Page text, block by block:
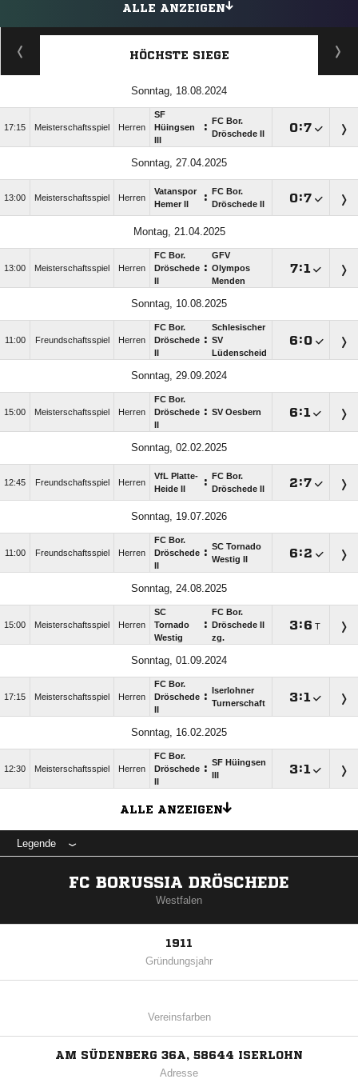
ALLE ANZEIGEN
HÖCHSTE SIEGE
Sonntag, 18.08.2024
17:15 Meisterschaftsspiel Herren
SF
Hüingsen
:
FC Bor.
Dröschede II
:
Sonntag, 27.04.2025
13:00 Meisterschaftsspiel Herren
Vatanspor
Hemer II
:
FC Bor.
Dröschede II
:
Montag, 21.04.2025
13:00 Meisterschaftsspiel Herren
FC Bor.
Dröschede :
GFV
Olympos
Menden
:
Sonntag, 10.08.2025
11:00 Freundschaftsspiel Herren
FC Bor.
Dröschede :
Schlesischer
SV
Lüdenscheid
:
Sonntag, 29.09.2024
15:00 Meisterschaftsspiel Herren
FC Bor.
Dröschede : SV Oesbern :
Sonntag, 02.02.2025
12:45 Freundschaftsspiel Herren
VfL Platte-
Heide II
:
FC Bor.
Dröschede II
:
Sonntag, 19.07.2026
11:00 Freundschaftsspiel Herren
FC Bor.
Dröschede : SC Tornado
Westig II
:
Sonntag, 24.08.2025
15:00 Meisterschaftsspiel Herren
SC
Tornado
Westig
:
FC Bor.
Dröschede II
zg.
: T
Sonntag, 01.09.2024
17:15 Meisterschaftsspiel Herren
FC Bor.
Dröschede :
Iserlohner
Turnerschaft
:
Sonntag, 16.02.2025
12:30 Meisterschaftsspiel Herren
FC Bor.
Dröschede : SF Hüingsen
:
ALLE ANZEIGEN
Legende
FC BORUSSIA DRÖSCHEDE
Westfalen
1911
Gründungsjahr
Vereinsfarben
AM SÜDENBERG 36A, 58644 ISERLOHN
Adresse